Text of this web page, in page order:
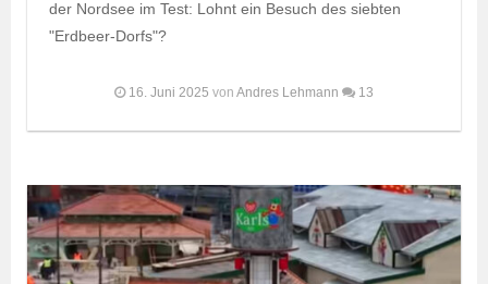
der Nordsee im Test: Lohnt ein Besuch des siebten
"Erdbeer-Dorfs"?
16. Juni 2025 von Andres Lehmann 13